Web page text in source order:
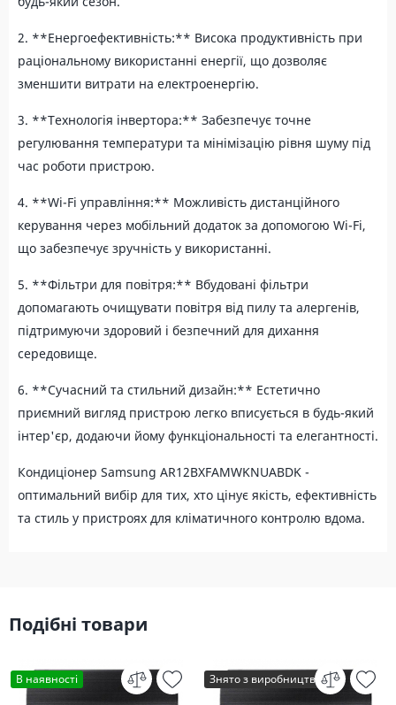
2. **Енергоефективність:** Висока продуктивність при
раціональному використанні енергії, що дозволяє
зменшити витрати на електроенергію.
3. **Технологія інвертора:** Забезпечує точне
регулювання температури та мінімізацію рівня шуму під
час роботи пристрою.
4. **Wi-Fi управління:** Можливість дистанційного
керування через мобільний додаток за допомогою Wi-Fi,
що забезпечує зручність у використанні.
5. **Фільтри для повітря:** Вбудовані фільтри
допомагають очищувати повітря від пилу та алергенів,
підтримуючи здоровий і безпечний для дихання
середовище.
6. **Сучасний та стильний дизайн:** Естетично
приємний вигляд пристрою легко вписується в будь-який
інтер'єр, додаючи йому функціональності та елегантності.
Кондиціонер Samsung AR12BXFAMWKNUABDK -
оптимальний вибір для тих, хто цінує якість, ефективність
та стиль у пристроях для кліматичного контролю вдома.
Подібні товари
В наявності Знято з виробництва